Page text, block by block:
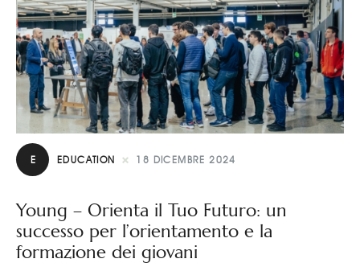
Education
E EDUCATION 18 DICEMBRE 2024
Young – Orienta il Tuo Futuro: un
successo per l’orientamento e la
formazione dei giovani